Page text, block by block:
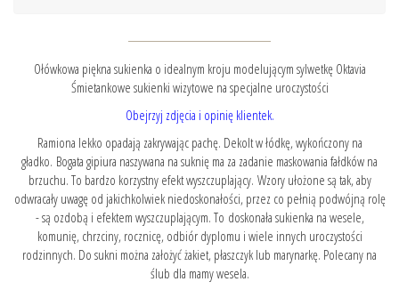
Ołówkowa piękna sukienka o idealnym kroju modelującym sylwetkę Oktavia
Śmietankowe sukienki wizytowe na specjalne uroczystości
Obejrzyj zdjęcia i opinię klientek.
Ramiona lekko opadają zakrywając pachę. Dekolt w łódkę, wykończony na
gładko. Bogata gipiura naszywana na suknię ma za zadanie maskowania fałdków na
brzuchu. To bardzo korzystny efekt wyszczuplający. Wzory ułożone są tak, aby
odwracały uwagę od jakichkolwiek niedoskonałości, przez co pełnią podwójną rolę
- są ozdobą i efektem wyszczuplającym. To doskonała sukienka na wesele,
komunię, chrzciny, rocznicę, odbiór dyplomu i wiele innych uroczystości
rodzinnych. Do sukni można założyć żakiet, płaszczyk lub marynarkę. Polecany na
ślub dla mamy wesela.